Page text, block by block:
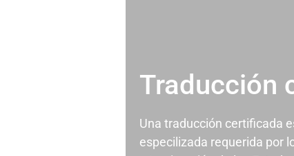
Traducción
Una traducción certificada
especilizada requerida por